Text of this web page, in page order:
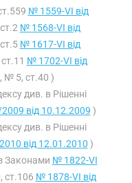
№ 1559-VI від
№ 1568-VI від
№ 1617-VI від
№ 1702-VI від
№ 5, ст.40 )
див. в Рішенні
від 10.12.2009 )
див. в Рішенні
від 12.01.2010 )
Законами № 1822-VI
ст.106 № 1878-VI від